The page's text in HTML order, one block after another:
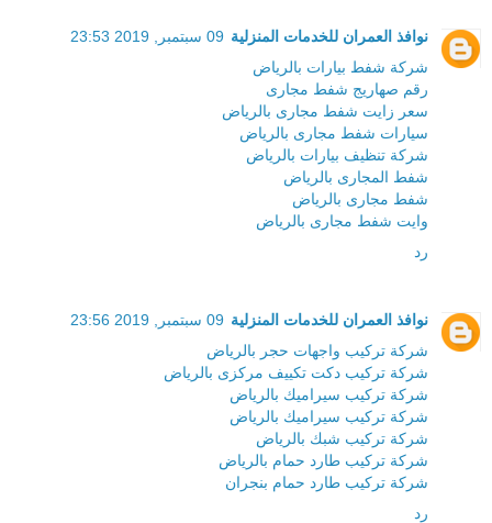
نوافذ العمران للخدمات المنزلية 09 سبتمبر, 2019 23:53
شركة شفط بيارات بالرياض
رقم صهاريج شفط مجارى
سعر زايت شفط مجارى بالرياض
سيارات شفط مجارى بالرياض
شركة تنظيف بيارات بالرياض
شفط المجارى بالرياض
شفط مجارى بالرياض
وايت شفط مجارى بالرياض
رد
نوافذ العمران للخدمات المنزلية 09 سبتمبر, 2019 23:56
شركة تركيب واجهات حجر بالرياض
شركة تركيب دكت تكييف مركزى بالرياض
شركة تركيب سيراميك بالرياض
شركة تركيب سيراميك بالرياض
شركة تركيب شبك بالرياض
شركة تركيب طارد حمام بالرياض
شركة تركيب طارد حمام بنجران
رد